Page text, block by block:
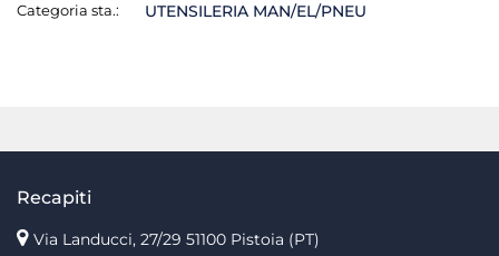
Categoria sta.: UTENSILERIA MAN/EL/PNEU
Recapiti
Via Landucci, 27/29 51100 Pistoia (PT)